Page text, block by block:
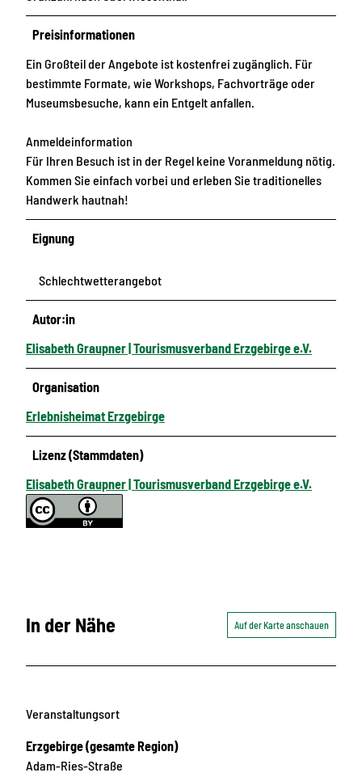
Preisinformationen
Ein Großteil der Angebote ist kostenfrei zugänglich. Für
bestimmte Formate, wie Workshops, Fachvorträge oder
Museumsbesuche, kann ein Entgelt anfallen.
Anmeldeinformation
Für Ihren Besuch ist in der Regel keine Voranmeldung nötig.
Kommen Sie einfach vorbei und erleben Sie traditionelles
Handwerk hautnah!
Eignung
Schlechtwetterangebot
Autor:in
Elisabeth Graupner | Tourismusverband Erzgebirge e.V.
Organisation
Erlebnisheimat Erzgebirge
Lizenz (Stammdaten)
Elisabeth Graupner | Tourismusverband Erzgebirge e.V.
In der Nähe Auf der Karte anschauen
Veranstaltungsort
Erzgebirge (gesamte Region)
Adam-Ries-Straße